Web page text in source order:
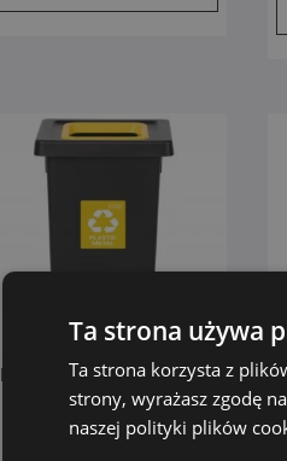
Kosz FITBIN do segregacji
śmieci 53L PLASTIK
69.90 zł
Ta strona używa
Ta strona korzysta z
strony, wyrażasz zgodę
naszej polityki plików